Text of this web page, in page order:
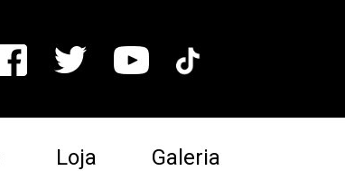
Loja Galeria